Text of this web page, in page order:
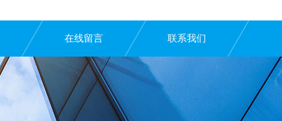
在线留言 联系我们